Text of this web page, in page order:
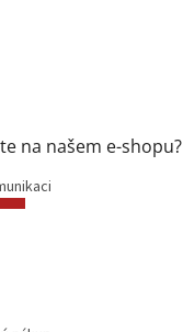
na našem e-shopu?